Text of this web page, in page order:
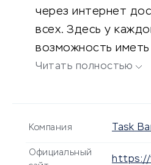
через интернет
всех. Здесь у
возможность иметь
доход, независимо
Читать полностью
Компания Task
Официальный
https://